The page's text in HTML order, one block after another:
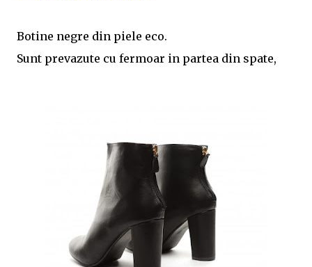
Botine negre din piele eco.
Sunt prevazute cu fermoar in partea din spate,